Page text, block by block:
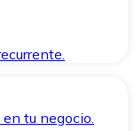
tu negocio.